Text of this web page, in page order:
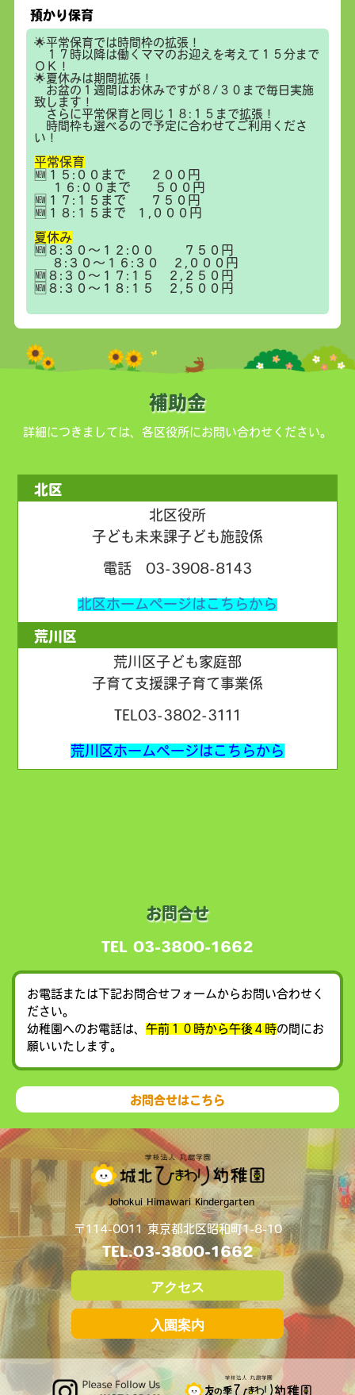
預かり保育
🌟平常保育では時間枠の拡張！
１７時以降は働くママのお迎えを考えて１５分まで
ＯＫ！
🌟夏休みは期間拡張！
お盆の１週間はお休みですが８/３０まで毎日実施
致します！
さらに平常保育と同じ１８:１５まで拡張！
時間枠も選べるので予定に合わせてご利用くださ
い！
平常保育
🆕１５:００まで ２００円
１６:００まで ５００円
🆕１７:１５まで ７５０円
🆕１８:１５まで １,０００円
夏休み
🆕８:３０～１２:００ ７５０円
８:３０～１６:３０ ２,０００円
🆕８:３０～１７:１５ ２,２５０円
🆕８:３０～１８:１５ ２,５００円
補助金
詳細につきましては、各区役所にお問い合わせください。
北区
北区役所
子ども未来課子ども施設係
電話 03-3908-8143
北区ホームページはこちらから
荒川区
荒川区子ども家庭部
子育て支援課子育て事業係
TEL03-3802-3111
荒川区ホームページはこちらから
お問合せ
TEL 03-3800-1662
お電話または下記お問合せフォームからお問い合わせく
ださい。
幼稚園へのお電話は、 午前１０時から午後４時の間にお
願いいたします。
お問合せはこちら
Johokui Himawari Kindergarten
〒114-0011 東京都北区昭和町1-8-10
TEL.03-3800-1662
アクセス
入園案内